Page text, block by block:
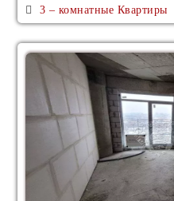
3 – комнатные Квартиры